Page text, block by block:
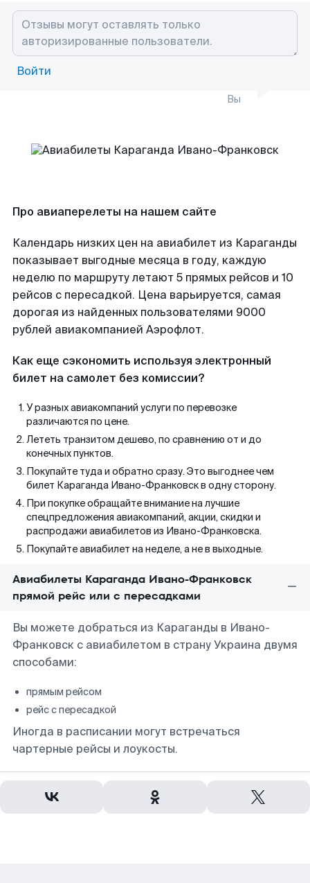
Войти
Вы
Про авиаперелеты на нашем сайте
Календарь низких цен на авиабилет из Караганды
показывает выгодные месяца в году, каждую
неделю по маршруту летают 5 прямых рейсов и 10
рейсов с пересадкой. Цена варьируется, самая
дорогая из найденных пользователями 9000
рублей авиакомпанией Аэрофлот.
Как еще сэкономить используя электронный
билет на самолет без комиссии?
У разных авиакомпаний услуги по перевозке
различаются по цене.
Лететь транзитом дешево, по сравнению от и до
конечных пунктов.
Покупайте туда и обратно сразу. Это выгоднее чем
билет Караганда Ивано-Франковск в одну сторону.
При покупке обращайте внимание на лучшие
спецпредложения авиакомпаний, акции, скидки и
распродажи авиабилетов из Ивано-Франковска.
Покупайте авиабилет на неделе, а не в выходные.
Авиабилеты Караганда Ивано-Франковск
прямой рейс или с пересадками
Вы можете добраться из Караганды в Ивано-
Франковск с авиабилетом в страну Украина двумя
способами:
прямым рейсом
рейс с пересадкой
Иногда в расписании могут встречаться
чартерные рейсы и лоукосты.